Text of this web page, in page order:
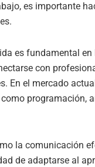
es importante
es fundamental en
con
En el mercado
como programación,
la comunicación
de adaptarse al